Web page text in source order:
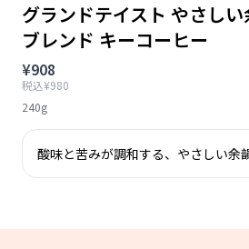
グランドテイスト やさし
ブレンド キーコーヒー
¥908
税込¥980
240g
酸味と苦みが調和する、やさしい余